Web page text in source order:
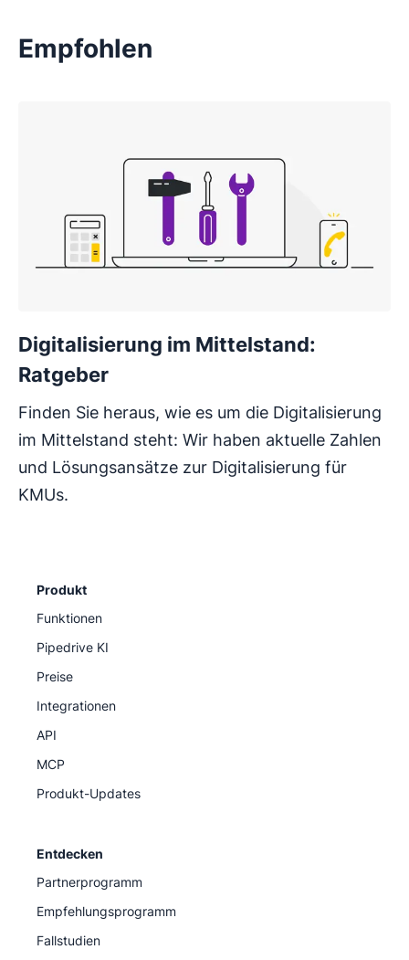
Empfohlen
Digitalisierung im Mittelstand:
Ratgeber
Finden Sie heraus, wie es um die Digitalisierung
im Mittelstand steht: Wir haben aktuelle Zahlen
und Lösungsansätze zur Digitalisierung für
KMUs.
Produkt
Funktionen
Pipedrive KI
Preise
Integrationen
API
MCP
Produkt-Updates
Entdecken
Partnerprogramm
Empfehlungsprogramm
Fallstudien